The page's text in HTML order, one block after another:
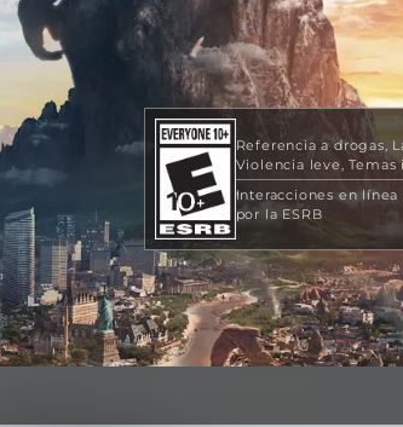
Referencia a drogas
Violencia leve Temas
Interacciones en línea
por la ESRB